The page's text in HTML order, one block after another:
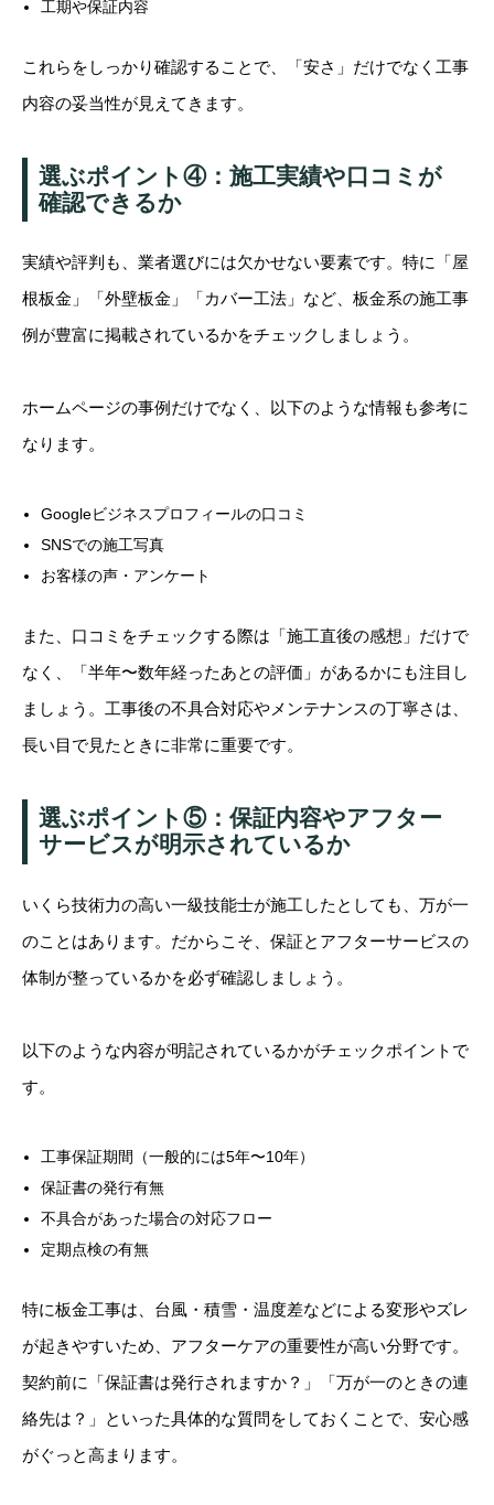
工期や保証内容
これらをしっかり確認することで、「安さ」だけでなく工事
内容の妥当性が見えてきます。
選ぶポイント④：施工実績や口コミが
確認できるか
実績や評判も、業者選びには欠かせない要素です。特に「屋
根板金」「外壁板金」「カバー工法」など、板金系の施工事
例が豊富に掲載されているかをチェックしましょう。
ホームページの事例だけでなく、以下のような情報も参考に
なります。
Googleビジネスプロフィールの口コミ
SNSでの施工写真
お客様の声・アンケート
また、口コミをチェックする際は「施工直後の感想」だけで
なく、「半年〜数年経ったあとの評価」があるかにも注目し
ましょう。工事後の不具合対応やメンテナンスの丁寧さは、
長い目で見たときに非常に重要です。
選ぶポイント⑤：保証内容やアフター
サービスが明示されているか
いくら技術力の高い一級技能士が施工したとしても、万が一
のことはあります。だからこそ、保証とアフターサービスの
体制が整っているかを必ず確認しましょう。
以下のような内容が明記されているかがチェックポイントで
す。
工事保証期間（一般的には5年〜10年）
保証書の発行有無
不具合があった場合の対応フロー
定期点検の有無
特に板金工事は、台風・積雪・温度差などによる変形やズレ
が起きやすいため、アフターケアの重要性が高い分野です。
契約前に「保証書は発行されますか？」「万が一のときの連
絡先は？」といった具体的な質問をしておくことで、安心感
がぐっと高まります。